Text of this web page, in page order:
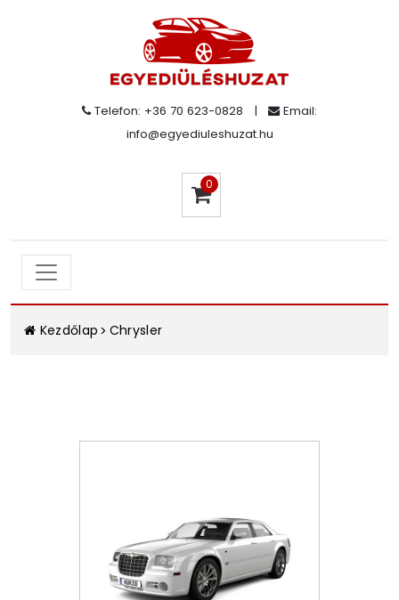
Telefon: +36 70 623-0828 |
Email:
info@egyediuleshuzat.hu
0
Kezdőlap Chrysler